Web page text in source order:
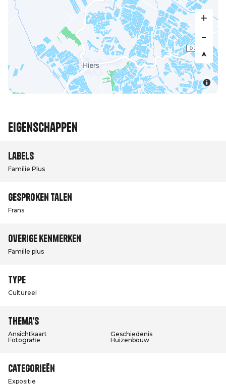
Eigenschappen
Labels
Familie Plus
Gesproken talen
Frans
Overige kenmerken
Famille plus
Type
Cultureel
Thema's
Ansichtkaart
Geschiedenis
Fotografie
Huizenbouw
Categorieën
Expositie